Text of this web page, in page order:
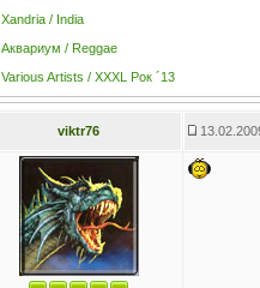
Xandria / India
Аквариум / Reggae
Various Artists / XXXL Рок ´13
viktr76